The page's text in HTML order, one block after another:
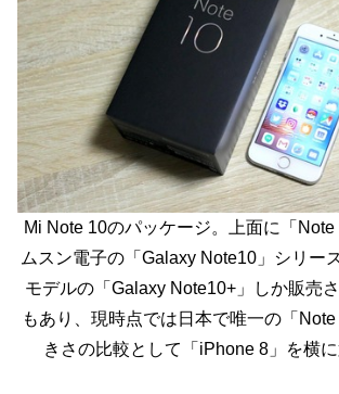
Mi Note 10のパッケージ。上面に「
ムスン電子の「Galaxy Note10」シリー
モデルの「Galaxy Note10+」しか販売
もあり、現時点では日本で唯一の「
きさの比較として「iPhone 8」を横